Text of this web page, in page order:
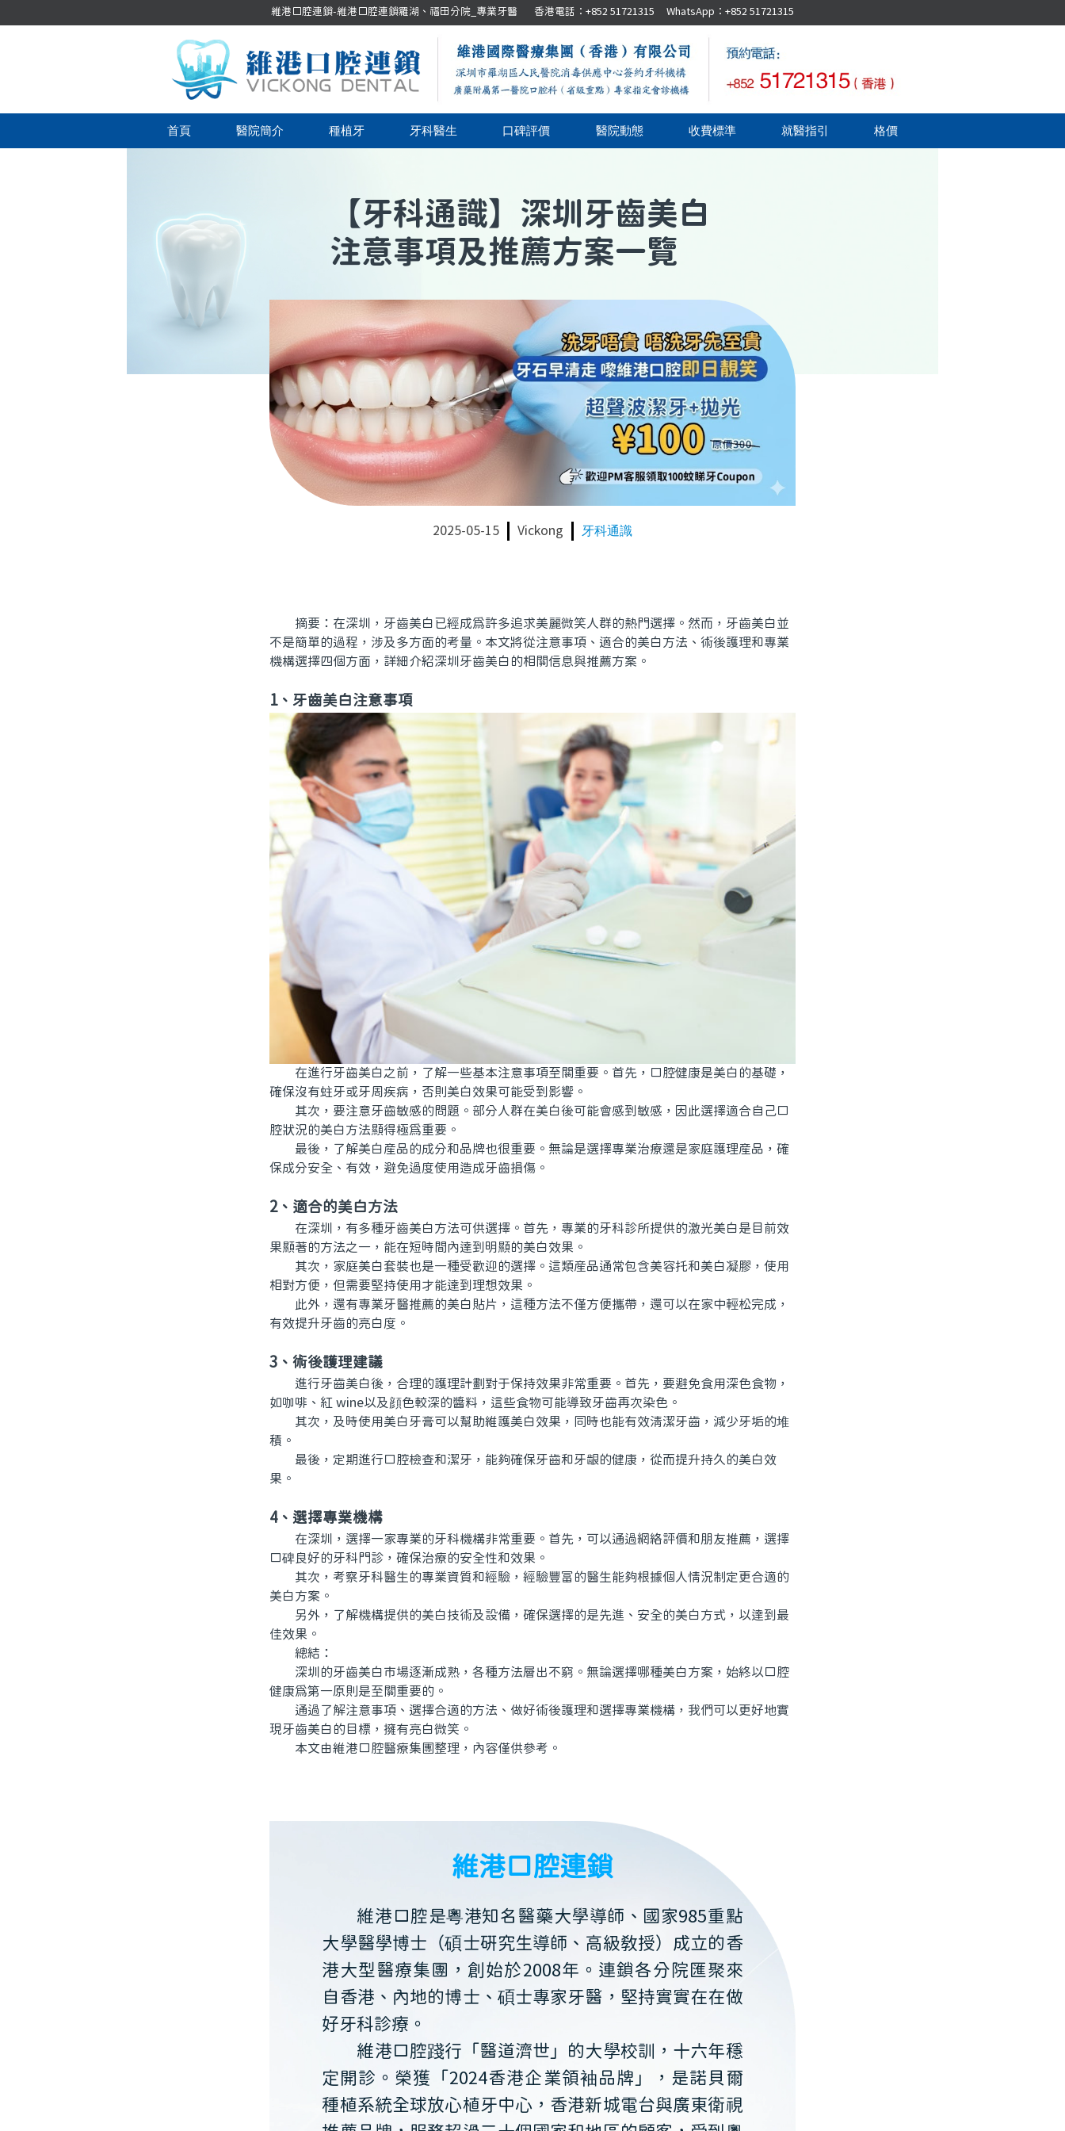
維港口腔連鎖-維港口腔連鎖羅湖、福田分院_專業牙醫 香港電話：+852 51721315 WhatsApp：+852 51721315
首頁 醫院簡介 種植牙 牙科醫生 口碑評價 醫院動態 收費標準 就醫指引 格價
【牙科通識】 深圳牙齒美白
注意事項及推薦方案一覽
2025-05-15 Vickong 牙科通識
摘要：在深圳，牙齒美白已經成爲許多追求美麗微笑人群的熱門選擇。然而，牙齒美白並
不是簡單的過程，涉及多方面的考量。本文將從注意事項、適合的美白方法、術後護理和專業
機構選擇四個方面，詳細介紹深圳牙齒美白的相關信息與推薦方案。
1、牙齒美白注意事項
在進行牙齒美白之前，了解一些基本注意事項至關重要。首先，口腔健康是美白的基礎，
確保沒有蛀牙或牙周疾病，否則美白效果可能受到影響。
其次，要注意牙齒敏感的問題。部分人群在美白後可能會感到敏感，因此選擇適合自己口
腔狀況的美白方法顯得極爲重要。
最後，了解美白産品的成分和品牌也很重要。無論是選擇專業治療還是家庭護理産品，確
保成分安全、有效，避免過度使用造成牙齒損傷。
2、適合的美白方法
在深圳，有多種牙齒美白方法可供選擇。首先，專業的牙科診所提供的激光美白是目前效
果顯著的方法之一，能在短時間內達到明顯的美白效果。
其次，家庭美白套裝也是一種受歡迎的選擇。這類産品通常包含美容托和美白凝膠，使用
相對方便，但需要堅持使用才能達到理想效果。
此外，還有專業牙醫推薦的美白貼片，這種方法不僅方便攜帶，還可以在家中輕松完成，
有效提升牙齒的亮白度。
3、術後護理建議
進行牙齒美白後，合理的護理計劃對于保持效果非常重要。首先，要避免食用深色食物，
如咖啡、紅 wine以及顔色較深的醬料，這些食物可能導致牙齒再次染色。
其次，及時使用美白牙膏可以幫助維護美白效果，同時也能有效清潔牙齒，減少牙垢的堆
積。
最後，定期進行口腔檢查和潔牙，能夠確保牙齒和牙龈的健康，從而提升持久的美白效
果。
4、選擇專業機構
在深圳，選擇一家專業的牙科機構非常重要。首先，可以通過網絡評價和朋友推薦，選擇
口碑良好的牙科門診，確保治療的安全性和效果。
其次，考察牙科醫生的專業資質和經驗，經驗豐富的醫生能夠根據個人情況制定更合適的
美白方案。
另外，了解機構提供的美白技術及設備，確保選擇的是先進、安全的美白方式，以達到最
佳效果。
總結：
深圳的牙齒美白市場逐漸成熟，各種方法層出不窮。無論選擇哪種美白方案，始終以口腔
健康爲第一原則是至關重要的。
通過了解注意事項、選擇合適的方法、做好術後護理和選擇專業機構，我們可以更好地實
現牙齒美白的目標，擁有亮白微笑。
本文由維港口腔醫療集團整理，內容僅供參考。
維港口腔連鎖
維港口腔是粵港知名醫藥大學導師、國家985重點
大學醫學博士（碩士研究生導師、高級教授）成立的香
港大型醫療集團，創始於2008年。連鎖各分院匯聚來
自香港、內地的博士、碩士專家牙醫，堅持實實在在做
好牙科診療。
維港口腔踐行「醫道濟世」的大學校訓，十六年穩
定開診。榮獲「2024香港企業領袖品牌」，是諾貝爾
種植系統全球放心植牙中心，香港新城電台與廣東衛視